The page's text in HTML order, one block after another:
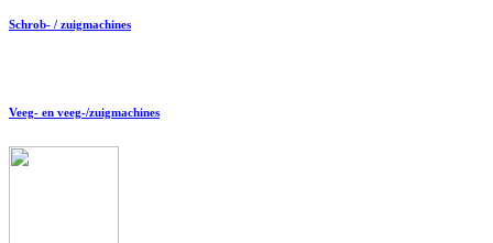
Schrob- / zuigmachines
Veeg- en veeg-/zuigmachines